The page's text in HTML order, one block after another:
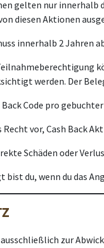
gelten nur innerhalb
diesen Aktionen
innerhalb 2 Jahren
werden. Der
Back Code pro
Recht vor, Cash Back
Schäden oder
du, wenn du das
zur